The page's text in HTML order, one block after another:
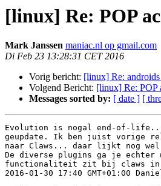
[linux] Re: POP
Mark Janssen maniac.nl op gmail.com
Di Feb 23 13:28:31 CET 2016
Vorig bericht: [linux] Re:
Volgend Bericht: [linux] Re: POP
Messages sorted by: [ date ] [
Evolution is nogal end-of-
geupdate. Ik ben juist vorige
naar Claws... daar lijkt nog
De diverse plugins ga je echter
functionaliteit zit bij claws in
2016-01-30 17:40 GMT+01:00